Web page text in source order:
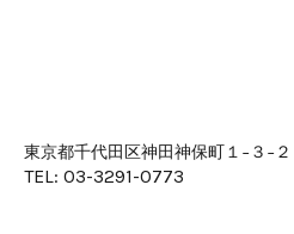
東京都千代田区神田神保町１−３−２
TEL: 03-3291-0773